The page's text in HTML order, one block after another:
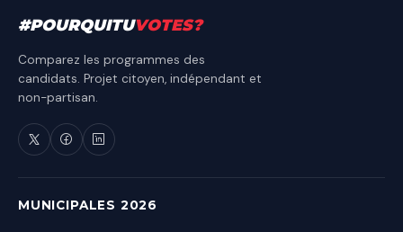
#POURQUITUVOTES?
Comparez les programmes des
candidats. Projet citoyen, indépendant et
non-partisan.
MUNICIPALES 2026